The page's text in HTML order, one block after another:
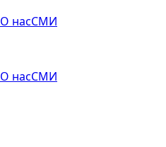
О насСМИ
О насСМИ